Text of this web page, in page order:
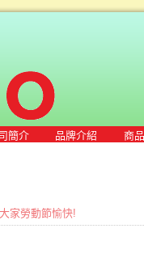
簡介 品牌介紹 商
家勞動節愉快!